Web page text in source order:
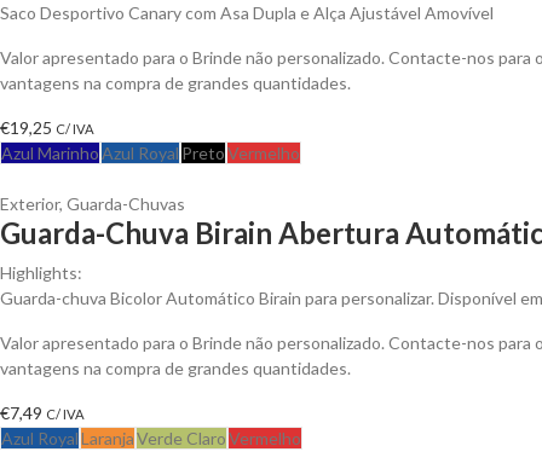
Saco Desportivo Canary com Asa Dupla e Alça Ajustável Amovível
Valor apresentado para o Brinde não personalizado. Contacte-nos para
vantagens na compra de grandes quantidades.
€19,25 C/ IVA
Azul MarinhoAzul Royal PretoVermelho
Exterior, Guarda-Chuvas
Guarda-Chuva Birain Abertura
Highlights:
Guarda-chuva Bicolor Automático Birain para personalizar. Disponível
Valor apresentado para o Brinde não personalizado. Contacte-nos para
vantagens na compra de grandes quantidades.
€7,49 C/ IVA
Azul RoyalLaranjaVerde ClaroVermelho